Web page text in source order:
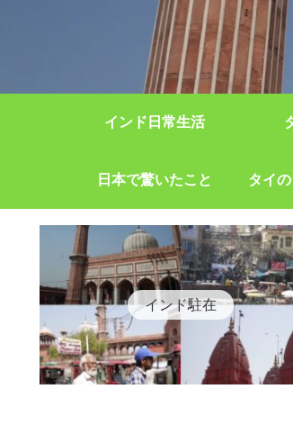
インド日常生活
日本で驚いたこと タイ
インド駐在